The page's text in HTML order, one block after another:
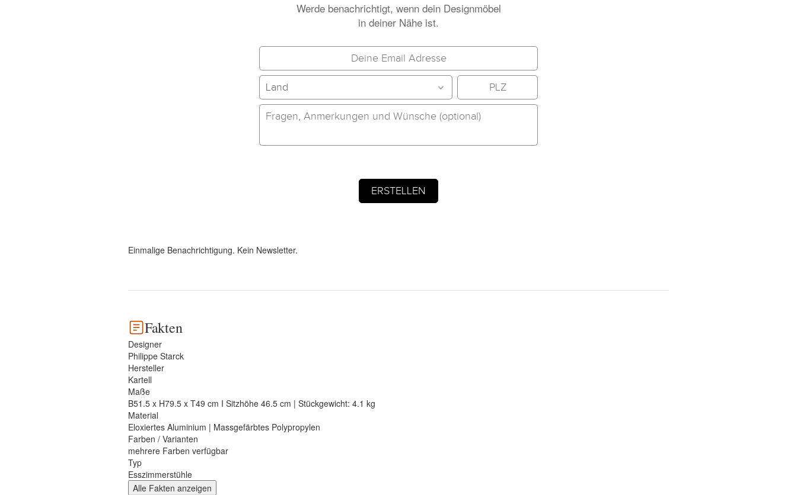
Werde benachrichtigt, wenn dein Designmöbel
in deiner Nähe ist.
Einmalige Benachrichtigung. Kein Newsletter.
Fakten
Designer
Philippe Starck
Hersteller
Kartell
Maße
B51.5 x H79.5 x T49 cm I Sitzhöhe 46.5 cm | Stückgewicht: 4.1 kg
Material
Eloxiertes Aluminium | Massgefärbtes Polypropylen
Farben / Varianten
mehrere Farben verfügbar
Typ
Esszimmerstühle
Alle Fakten anzeigen